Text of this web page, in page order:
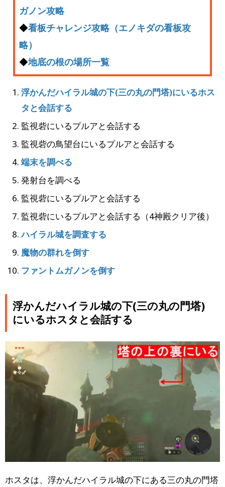
ガノン攻略
◆看板チャレンジ攻略（エノキダの看板攻
略）
◆地底の根の場所一覧
浮かんだハイラル城の下(三の丸の門塔)にいるホス
タと会話する
監視砦にいるプルアと会話する
監視砦の鳥望台にいるプルアと会話する
端末を調べる
発射台を調べる
監視砦にいるプルアと会話する
監視砦にいるプルアと会話する（4神殿クリア後）
ハイラル城を調査する
魔物の群れを倒す
ファントムガノンを倒す
浮かんだハイラル城の下(三の丸の門塔)
にいるホスタと会話する
ホスタは、浮かんだハイラル城の下にある三の丸の門塔